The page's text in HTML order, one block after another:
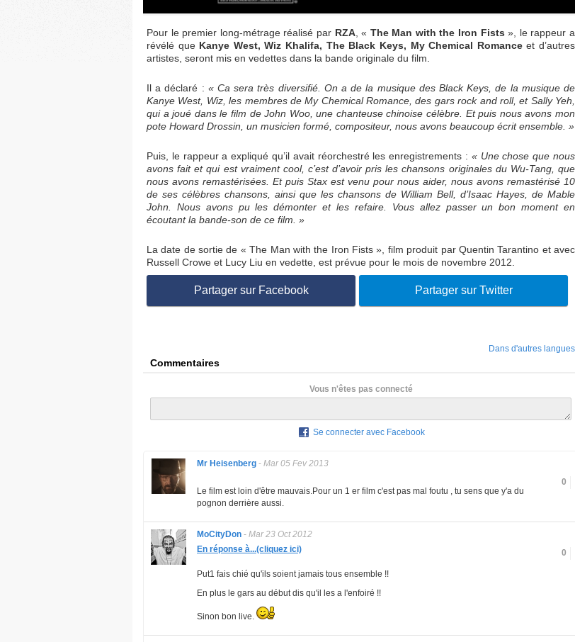
Pour le premier long-métrage réalisé par RZA, « The Man with the Iron Fists », le rappeur a
révélé queKanye West, Wiz Khalifa, The Black Keys, My Chemical Romanceet d’autres
artistes, seront mis en vedettes dans la bande originale du film.
Il a déclaré : « Ca sera très diversifié. On a de la musique des Black Keys, de la musique de
Kanye West, Wiz, les membres de My Chemical Romance, des gars rock and roll, et Sally Yeh,
qui a joué dans le film de John Woo, une chanteuse chinoise célèbre. Et puis nous avons mon
pote Howard Drossin, un musicien formé, compositeur, nous avons beaucoup écrit ensemble. »
Puis, le rappeur a expliqué qu’il avait réorchestré les enregistrements : « Une chose que nous
avons fait et qui est vraiment cool, c’est d’avoir pris les chansons originales du Wu-Tang, que
nous avons remastérisées. Et puis Stax est venu pour nous aider, nous avons remastérisé 10
de ses célèbres chansons, ainsi que les chansons de William Bell, d’Isaac Hayes, de Mable
John. Nous avons pu les démonter et les refaire. Vous allez passer un bon moment en
écoutant la bande-son de ce film. »
La date de sortie de « The Man with the Iron Fists », film produit par Quentin Tarantino et avec
Russell Crowe et Lucy Liu en vedette, est prévue pour le mois de novembre 2012.
Partager sur Facebook Partager sur Twitter
Dans d'autres langues
Commentaires
Vous n'êtes pas connecté
Se connecter avec Facebook
Mr Heisenberg - Mar 05 Fev 2013
0
Le film est loin d'être mauvais.Pour un 1 er film c'est pas mal foutu , tu sens que y'a du
pognon derrière aussi.
MoCityDon - Mar 23 Oct 2012
0
En réponse à...(cliquez ici)
Put1 fais chié qu'ils soient jamais tous ensemble !!
En plus le gars au début dis qu'il les a l'enfoiré !!
Sinon bon live.